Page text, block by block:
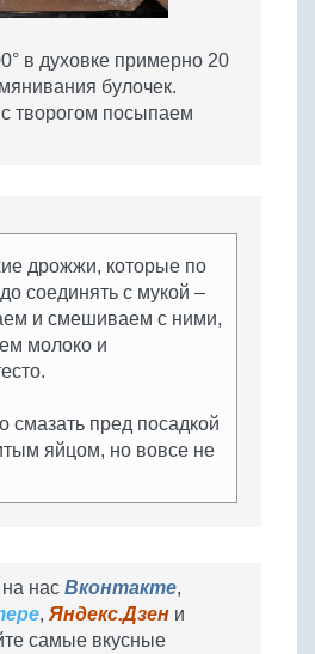
в духовке примерно 20
булочек.
творогом посыпаем
дрожжи, которые по
соединять с мукой –
и смешиваем с ними,
молоко и
смазать пред посадкой
яйцом, но вовсе не
нас Вконтакте,
, Яндекс.Дзен и
самые вкусные